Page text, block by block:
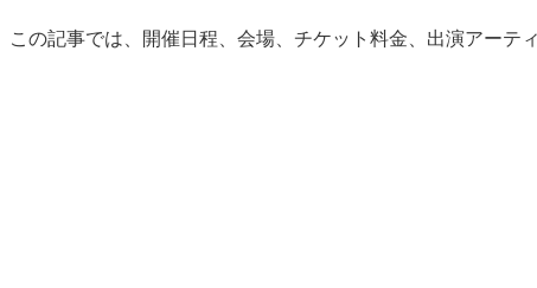
この記事では、開催日程、会場、チケット料金、出演アーテ